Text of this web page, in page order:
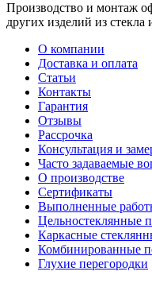
Производство и монтаж
других изделий из стекла
О компании
Доставка и оплата
Статьи
Контакты
Гарантия
Отзывы
Рассрочка
Консультация и
Часто задаваемые
О производстве
Сертификаты
Выполненные
Цельностеклянные
Каркасные
Комбинированные
Глухие перегородки